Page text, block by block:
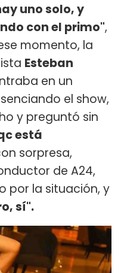
uno solo, y
con el primo",
momento, la
Esteban
en un
el show,
y preguntó sin
está
sorpresa,
de A24,
por la situación, y
sí".